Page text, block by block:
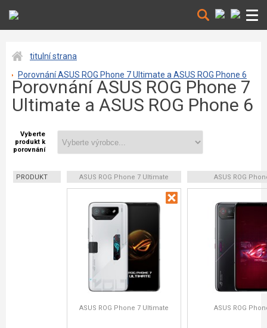
titulní strana
Porovnání ASUS ROG Phone 7 Ultimate a ASUS ROG Phone 6
Porovnání ASUS ROG Phone 7
Ultimate a ASUS ROG Phone 6
Vyberte
produkt k
porovnání
PRODUKT ASUS ROG Phone 7 Ultimate ASUS ROG
ASUS ROG Phone 7 Ultimate ASUS ROG